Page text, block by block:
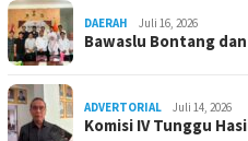
DAERAH Juli 16, 2026
Bawaslu Bontang
ADVERTORIAL Juli 14, 2026
Komisi IV Tunggu